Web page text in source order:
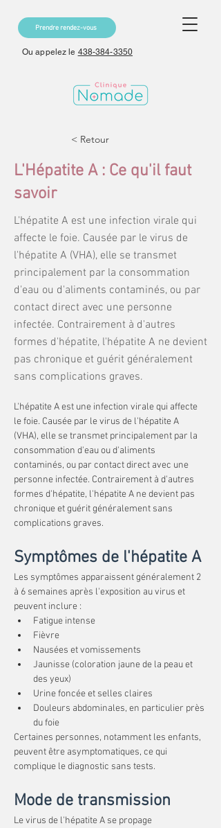
Prendre rendez-vous
Ou appelez le 438-384-3350
< Retour
L'Hépatite A : Ce qu'il faut
savoir
L'hépatite A est une infection virale qui
affecte le foie. Causée par le virus de
l'hépatite A (VHA), elle se transmet
principalement par la consommation
d'eau ou d'aliments contaminés, ou par
contact direct avec une personne
infectée. Contrairement à d'autres
formes d'hépatite, l'hépatite A ne devient
pas chronique et guérit généralement
sans complications graves.
L'hépatite A est une infection virale qui affecte
le foie. Causée par le virus de l'hépatite A
(VHA), elle se transmet principalement par la
consommation d'eau ou d'aliments
contaminés, ou par contact direct avec une
personne infectée. Contrairement à d'autres
formes d'hépatite, l'hépatite A ne devient pas
chronique et guérit généralement sans
complications graves.
Symptômes de l'hépatite A
Les symptômes apparaissent généralement 2
à 6 semaines après l'exposition au virus et
peuvent inclure :
Fatigue intense
Fièvre
Nausées et vomissements
Jaunisse (coloration jaune de la peau et
des yeux)
Urine foncée et selles claires
Douleurs abdominales, en particulier près
du foie
Certaines personnes, notamment les enfants,
peuvent être asymptomatiques, ce qui
complique le diagnostic sans tests.
Mode de transmission
Le virus de l'hépatite A se propage